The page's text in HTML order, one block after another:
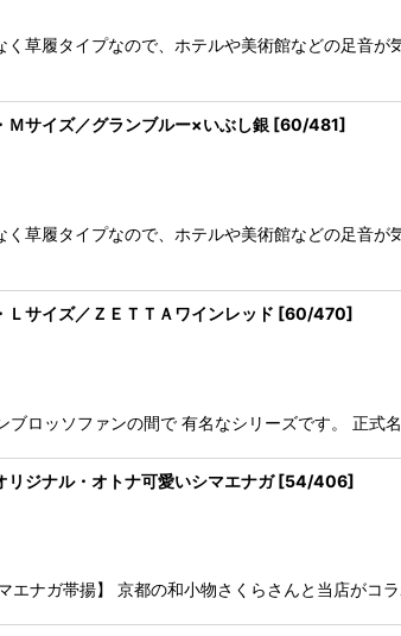
く草履タイプなので、ホテルや美術館などの足音
Ｍサイズ／グランブルー×いぶし銀 [60/481]
く草履タイプなので、ホテルや美術館などの足音
サイズ／ＺＥＴＴＡワインレッド [60/470]
ブロッソファンの間で 有名なシリーズです。 正
リジナル・オトナ可愛いシマエナガ [54/406]
エナガ帯揚】 京都の和小物さくらさんと当店が